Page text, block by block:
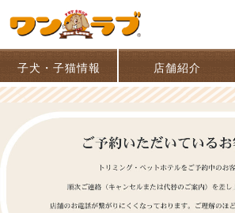
子犬・子猫情報 店舗紹介